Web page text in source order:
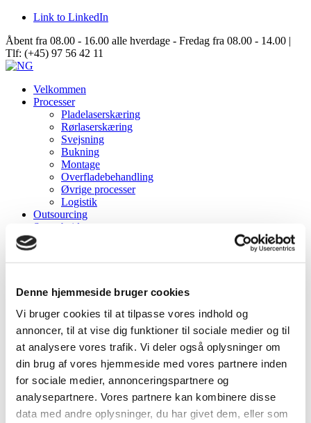
Denne hjemmeside bruger cookies
Vi bruger cookies til at tilpasse vores indhold og
annoncer, til at vise dig funktioner til sociale medier og til
at analysere vores trafik. Vi deler også oplysninger om
din brug af vores hjemmeside med vores partnere inden
for sociale medier, annonceringspartnere og
analysepartnere. Vores partnere kan kombinere disse
data med andre oplysninger, du har givet dem, eller som
Link to LinkedIn
Åbent fra 08.00 - 16.00 alle hverdage - Fredag fra 08.00 - 14.00 |
Tlf: (+45) 97 56 42 11
Velkommen
Processer
Pladelaserskæring
Rørlaserskæring
Svejsning
Bukning
Montage
Overfladebehandling
Øvrige processer
Logistik
Outsourcing
Samarbejde
Data Center Solutions
Aisle Containment
Om NG
Virksomhedsinformation
Karriere hos os
Salg & Leveringsbetingelser
Kontakt
Kontakt os
Team NG
Menu Menu